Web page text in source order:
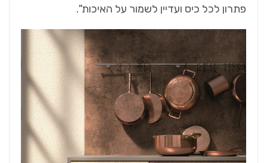
פתרון לכל כיס ועדיין לשמור על האיכות".